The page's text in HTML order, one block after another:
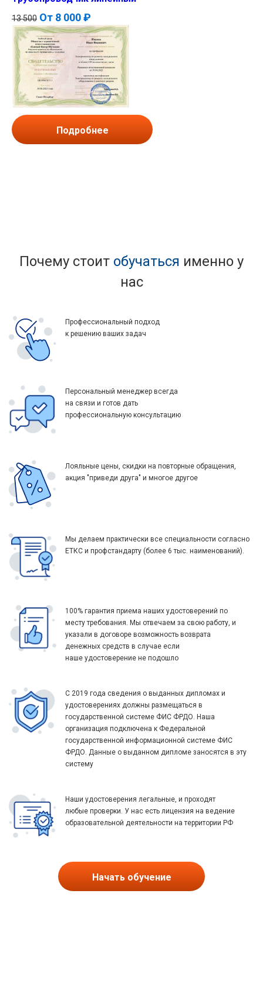
13 500 От 8 000 ₽
Подробнее
Почему стоит обучаться именно у
нас
Профессиональный подход
к решению ваших задач
Персональный менеджер всегда
на связи и готов дать
профессиональную консультацию
Лояльные цены, скидки на повторные обращения,
акция "приведи друга" и многое другое
Мы делаем практически все специальности согласно
ЕТКС и профстандарту (более 6 тыс. наименований).
100% гарантия приема наших удостоверений по
месту требования. Мы отвечаем за свою работу, и
указали в договоре возможность возврата
денежных средств в случае если
наше удостоверение не подошло
С 2019 года сведения о выданных дипломах и
удостоверениях должны размещаться в
государственной системе ФИС ФРДО. Наша
организация подключена к Федеральной
государственной информационной системе ФИС
ФРДО. Данные о выданном дипломе заносятся в эту
систему
Наши удостоверения легальные, и проходят
любые проверки. У нас есть лицензия на ведение
образовательной деятельности на территории РФ
Начать обучение